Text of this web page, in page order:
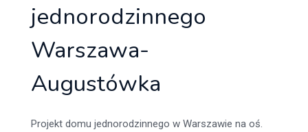
jednorodzinnego
Warszawa-
Augustówka
Projekt domu jednorodzinnego w Warszawie na oś.